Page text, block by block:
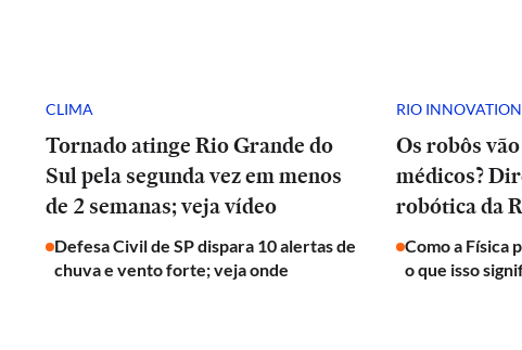
CLIMA
Tornado atinge Rio Grande do
Sul pela segunda vez em menos
de 2 semanas; veja vídeo
Defesa Civil de SP dispara 10 alertas de
chuva e vento forte; veja onde
RIO
Os robôs
médicos?
robótica da
Como a Física
o que isso